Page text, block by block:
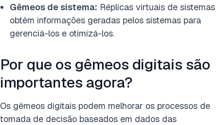
Gêmeos de sistema: Réplicas virtuais de sistemas
obtêm informações geradas pelos sistemas para
gerenciá-los e otimizá-los.
Por que os gêmeos digitais são
importantes agora?
Os gêmeos digitais podem melhorar os processos de
tomada de decisão baseados em dados das